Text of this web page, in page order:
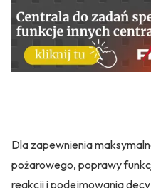
Dla zapewnienia
pożarowego, poprawy
reakcji i podejmowania